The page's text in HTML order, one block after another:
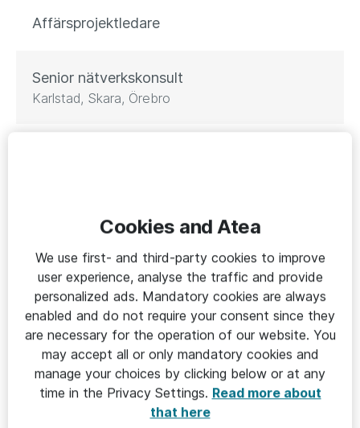
Affärsprojektledare
Senior nätverkskonsult
Karlstad, Skara, Örebro
Kundansvarig säljare
Servicetekniker inom hårdvaruservice
Umeå
Cybersäkerhetskonsulter
Valfritt Atea-kontor
Cookies and Atea
We use first- and third-party cookies to improve
user experience, analyse the traffic and provide
personalized ads. Mandatory cookies are always
enabled and do not require your consent since they
are necessary for the operation of our website. You
may accept all or only mandatory cookies and
manage your choices by clicking below or at any
time in the Privacy Settings. Read more about
that here